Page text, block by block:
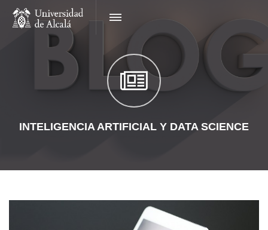
INTELIGENCIA ARTIFICIAL Y DATA SCIENCE